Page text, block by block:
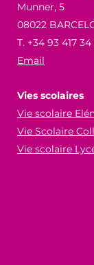
Munner, 5
08022
T. +34 93 417 34
Email
Vies scolaires
Vie scolaire
Vie Scolaire
Vie scolaire